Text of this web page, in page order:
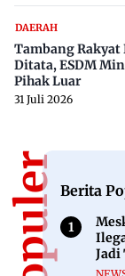
DAERAH
Tambang
Ditata, ESDM
Pihak Luar
31 Juli 2026
Berita
Jadi